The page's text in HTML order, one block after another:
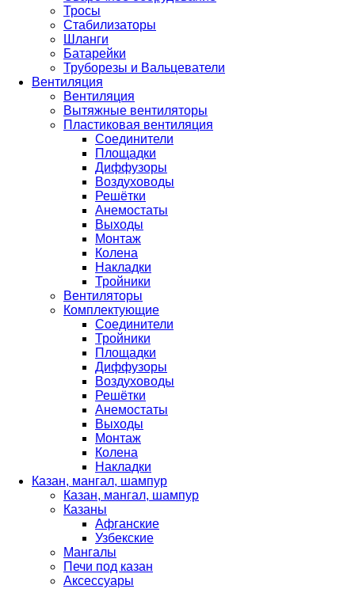
Тросы
Стабилизаторы
Шланги
Батарейки
Труборезы и Вальцеватели
Вентиляция
Вентиляция
Вытяжные вентиляторы
Пластиковая вентиляция
Соединители
Площадки
Диффузоры
Воздуховоды
Решётки
Анемостаты
Выходы
Монтаж
Колена
Накладки
Тройники
Вентиляторы
Комплектующие
Соединители
Тройники
Площадки
Диффузоры
Воздуховоды
Решётки
Анемостаты
Выходы
Монтаж
Колена
Накладки
Казан, мангал, шампур
Казан, мангал, шампур
Казаны
Афганские
Узбекские
Мангалы
Печи под казан
Аксессуары